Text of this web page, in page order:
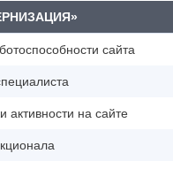
сайта
активности на сайте